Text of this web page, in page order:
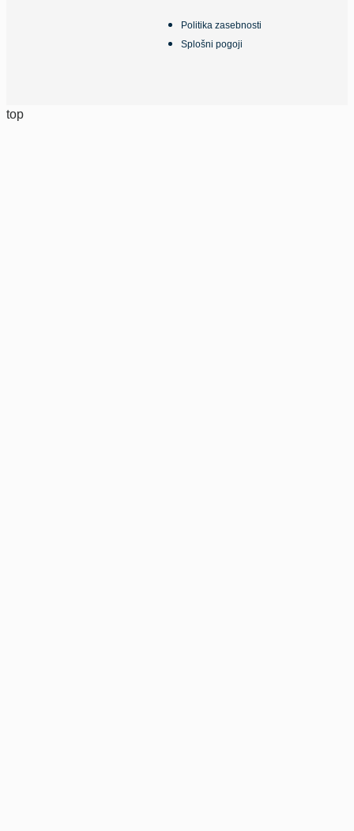
Politika zasebnosti
Splošni pogoji
top